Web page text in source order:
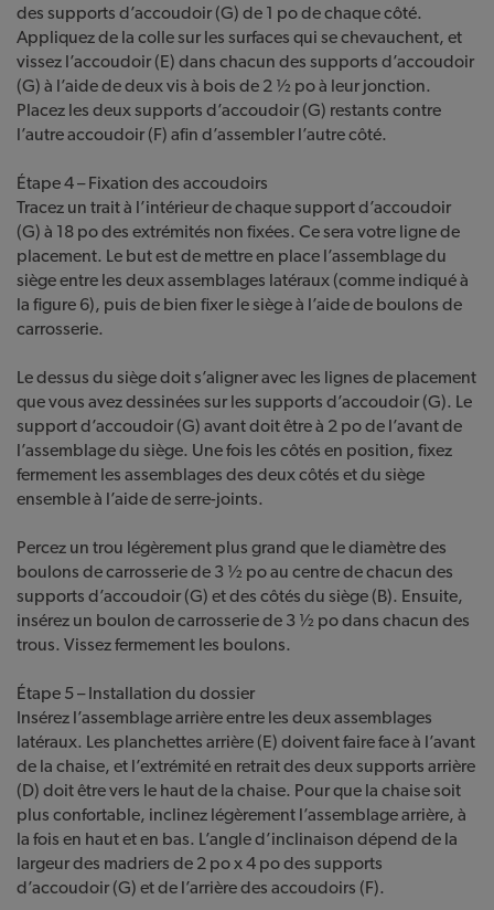
des supports d’accoudoir (G) de 1 po de chaque côté.
Appliquez de la colle sur les surfaces qui se chevauchent, et
vissez l’accoudoir (E) dans chacun des supports d’accoudoir
(G) à l’aide de deux vis à bois de 2 ½ po à leur jonction.
Placez les deux supports d’accoudoir (G) restants contre
l’autre accoudoir (F) afin d’assembler l’autre côté.
Étape 4 – Fixation des accoudoirs
Tracez un trait à l’intérieur de chaque support d’accoudoir
(G) à 18 po des extrémités non fixées. Ce sera votre ligne de
placement. Le but est de mettre en place l’assemblage du
siège entre les deux assemblages latéraux (comme indiqué à
la figure 6), puis de bien fixer le siège à l’aide de boulons de
carrosserie.
Le dessus du siège doit s’aligner avec les lignes de placement
que vous avez dessinées sur les supports d’accoudoir (G). Le
support d’accoudoir (G) avant doit être à 2 po de l’avant de
l’assemblage du siège. Une fois les côtés en position, fixez
fermement les assemblages des deux côtés et du siège
ensemble à l’aide de serre-joints.
Percez un trou légèrement plus grand que le diamètre des
boulons de carrosserie de 3 ½ po au centre de chacun des
supports d’accoudoir (G) et des côtés du siège (B). Ensuite,
insérez un boulon de carrosserie de 3 ½ po dans chacun des
trous. Vissez fermement les boulons.
Étape 5 – Installation du dossier
Insérez l’assemblage arrière entre les deux assemblages
latéraux. Les planchettes arrière (E) doivent faire face à l’avant
de la chaise, et l’extrémité en retrait des deux supports arrière
(D) doit être vers le haut de la chaise. Pour que la chaise soit
plus confortable, inclinez légèrement l’assemblage arrière, à
la fois en haut et en bas. L’angle d’inclinaison dépend de la
largeur des madriers de 2 po x 4 po des supports
d’accoudoir (G) et de l’arrière des accoudoirs (F).